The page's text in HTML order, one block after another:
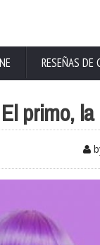
RESEÑAS DE
primo,